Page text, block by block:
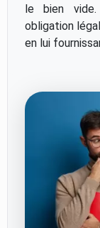
le bien
obligation
en lui